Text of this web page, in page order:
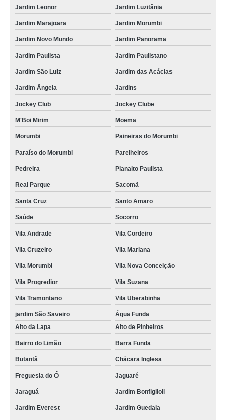
Jardim Leonor Jardim Luzitânia
Jardim Marajoara Jardim Morumbi
Jardim Novo Mundo Jardim Panorama
Jardim Paulista Jardim Paulistano
Jardim São Luiz Jardim das Acácias
Jardim Ângela Jardins
Jockey Club Jockey Clube
M'Boi Mirim Moema
Morumbi Paineiras do Morumbi
Paraíso do Morumbi Parelheiros
Pedreira Planalto Paulista
Real Parque Sacomã
Santa Cruz Santo Amaro
Saúde Socorro
Vila Andrade Vila Cordeiro
Vila Cruzeiro Vila Mariana
Vila Morumbi Vila Nova Conceição
Vila Progredior Vila Suzana
Vila Tramontano Vila Uberabinha
jardim São Saveiro
Água Funda
Alto da Lapa
Alto de Pinheiros
Bairro do Limão Barra Funda
Butantã Chácara Inglesa
Freguesia do Ó Jaguaré
Jaraguá Jardim Bonfiglioli
Jardim Everest Jardim Guedala